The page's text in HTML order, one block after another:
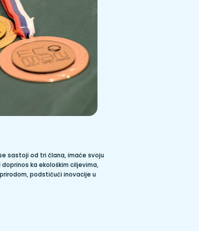
sastoji od tri člana, imaće svoju
ka ekološkim ciljevima,
podstičući inovacije u